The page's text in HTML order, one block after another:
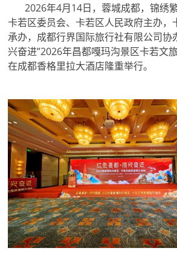
2026年4月14日，蓉城成都，锦绣
卡若区委员会、卡若区人民政府主办，
承办，成都行界国际旅行社有限公司协
兴奋进”2026年昌都嘎玛沟景区卡若文
在成都香格里拉大酒店隆重举行。